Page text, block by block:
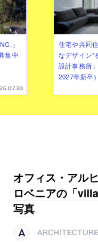
」
集中
住宅や共同
なデザイン”
設計事務所
2027年新卒
オフィス・アル
ロベニアの「
写真
ARCHITECTURE